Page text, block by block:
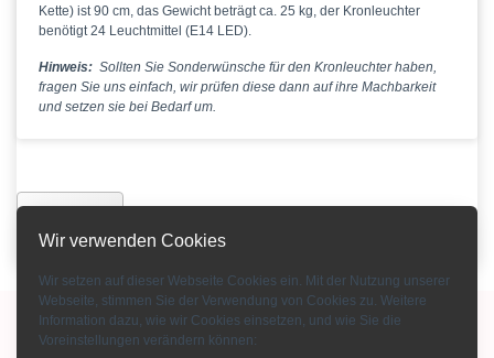
Wir verwenden Cookies
Wir setzen auf dieser Webseite Cookies ein. Mit der Nutzung unserer
Webseite, stimmen Sie der Verwendung von Cookies zu. Weitere
Information dazu, wie wir Cookies einsetzen, und wie Sie die
Voreinstellungen verändern können:
Kette) ist 90 cm, das Gewicht beträgt ca. 25 kg, der Kronleuchter
benötigt 24 Leuchtmittel (E14 LED).
Hinweis: Sollten Sie Sonderwünsche für den Kronleuchter haben,
fragen Sie uns einfach, wir prüfen diese dann auf ihre Machbarkeit
und setzen sie bei Bedarf um.
Copyright © 2015-2026 Bohemian Crystal GmbH